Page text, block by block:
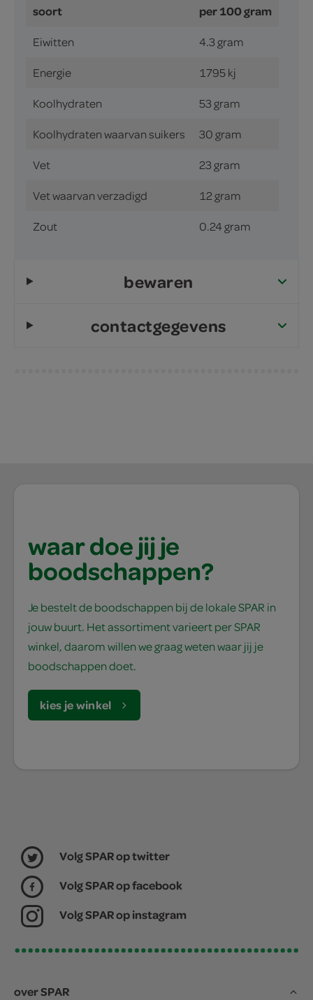
soort per 100 gram
Eiwitten 4.3 gram
Energie 1795 kj
Koolhydraten 53 gram
Koolhydraten waarvan suikers 30 gram
Vet 23 gram
Vet waarvan verzadigd 12 gram
Zout 0.24 gram
bewaren
contactgegevens
waar doe jij je
boodschappen?
Je bestelt de boodschappen bij de lokale SPAR in
jouw buurt. Het assortiment varieert per SPAR
winkel, daarom willen we graag weten waar jij je
boodschappen doet.
kies je winkel
Volg SPAR op twitter
Volg SPAR op facebook
Volg SPAR op instagram
over SPAR